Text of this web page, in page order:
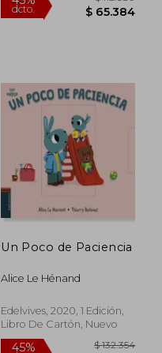
45%
dcto.
Un Poco de Paciencia
Alice Le Hénand
Edelvives, 2020, 1 Edición,
Libro De Cartón, Nuevo